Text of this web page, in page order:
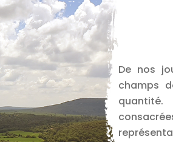
De nos
champs